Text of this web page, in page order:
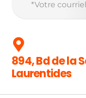
894, Bd de la
Laurentides